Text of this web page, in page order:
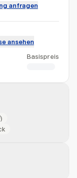
anfragen
ansehen
Basispreis